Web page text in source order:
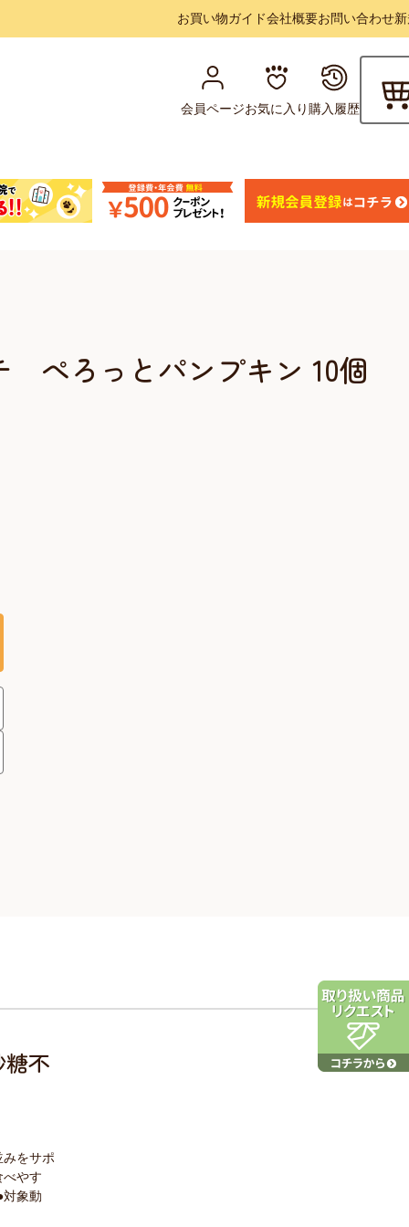
お買い物ガイド会社概要お問い合わせ
会員ページお気に入り購入履歴
ぺろっとパンプキン 10個
不
をサポ
やす
象動